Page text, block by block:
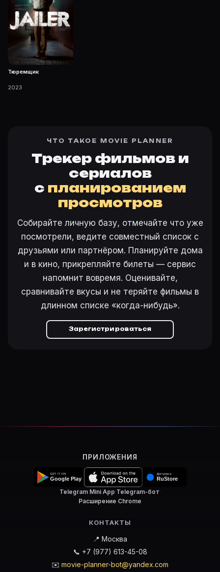
Тюремщик
2023
ЧТО ТАКОЕ MOVIE PLANNER
Трекер фильмов и
сериалов
с планированием
просмотров
Собирайте личную базу, отмечайте что уже
посмотрели, ведите совместный список с
друзьями или партнёром. Планируйте дома
и в кино, прикрепляйте билеты — сервис
напомнит вовремя. Оценивайте,
сравнивайте вкусы и не теряйте фильмы в
длинном списке «когда-нибудь».
Зарегистрироваться
ПРИЛОЖЕНИЯ
Telegram Mini App·Telegram-бот·
Расширение Chrome
КОНТАКТЫ
📍 Москва
📞 +7 (977) 613-45-08
✉️ movie-planner-bot@yandex.com